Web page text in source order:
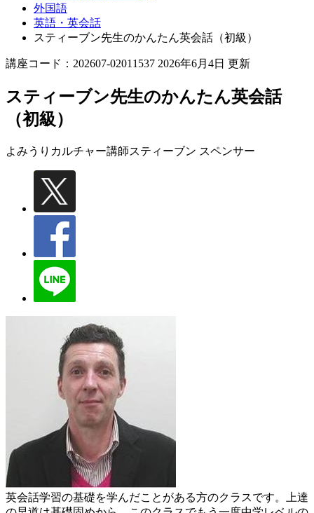
外国語
英語・英会話
スティーブン先生のかんたん英会話（初級）
講座コード：202607-02011537 2026年6月4日 更新
スティーブン先生のかんたん英会話
（初級）
よみうりカルチャー講師スティーブン スペンサー
英会話学習の基礎を学んだことがある方のクラスです。上達